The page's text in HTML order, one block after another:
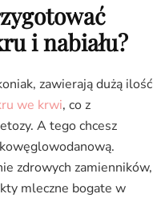
i nabiału?
zawierają dużą ilość
we krwi, co z
A tego chcesz
zdrowych zamienników,
mleczne bogate w